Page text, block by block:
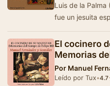
Luis de la
fue un jesuita
El cocinero
Memorias
Por Manuel
Leído por Tux•4.7